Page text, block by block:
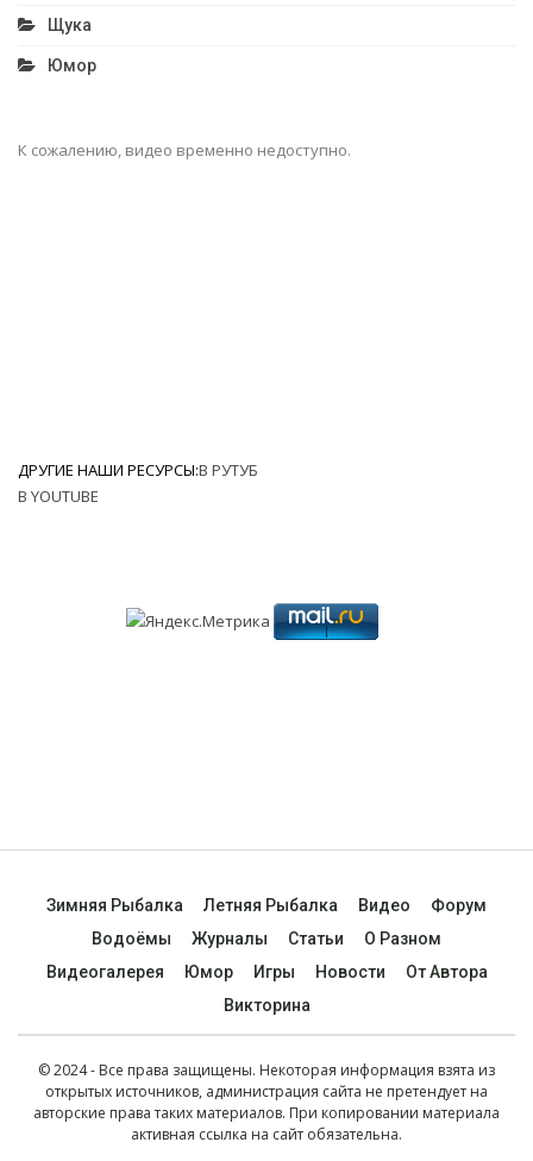
Щука
Юмор
К сожалению, видео временно недоступно.
ДРУГИЕ НАШИ РЕСУРСЫ:В РУТУБ
В YOUTUBE
Зимняя Рыбалка Летняя Рыбалка Видео
Форум
Водоёмы
Журналы Статьи
О Разном
Видеогалерея
Юмор Игры Новости
От Автора
Викторина
© 2024 - Все права защищены. Некоторая информация взята из
открытых источников, администрация сайта не претендует на
авторские права таких материалов. При копировании материала
активная ссылка на сайт обязательна.